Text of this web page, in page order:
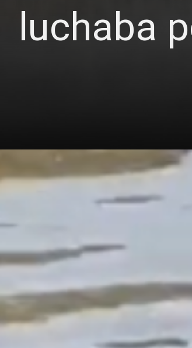
luchaba